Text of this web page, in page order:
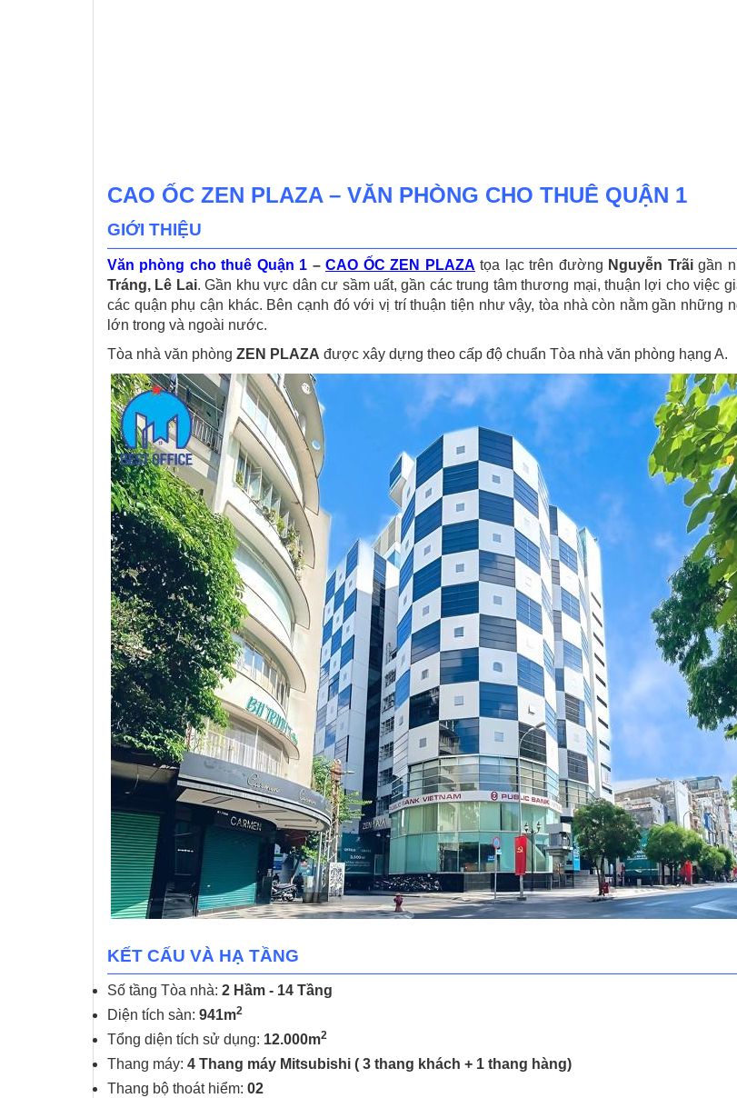
CAO ỐC ZEN PLAZA – VĂN PHÒNG CHO THUÊ QUẬN 1
GIỚI THIỆU
Văn phòng cho thuê Quận 1 –CAO ỐC ZEN PLAZA tọa lạc trên đường Nguyễn Trãigần
Tráng, Lê Lai. Gần khu vực dân cư sầm uất, gần các trung tâm thương mại, thuận lợi cho việc
các quận phụ cận khác. Bên cạnh đó với vị trí thuận tiện như vậy, tòa nhà còn nằm gần những
lớn trong và ngoài nước.
Tòa nhà văn phòng ZEN PLAZA được xây dựng theo cấp độ chuẩn Tòa nhà văn phòng hạng A.
KẾT CẤU VÀ HẠ TẦNG
Số tầng Tòa nhà: 2 Hầm - 14 Tầng
Diện tích sàn: 941m2
Tổng diện tích sử dụng: 12.000m2
Thang máy: 4 Thang máy Mitsubishi ( 3 thang khách + 1 thang hàng)
Thang bộ thoát hiểm: 02